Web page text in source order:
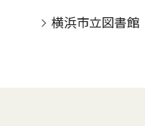
横浜市立図書館